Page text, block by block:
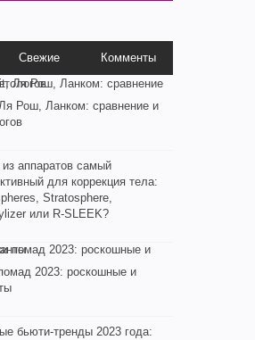
Свежие Комменты
Рош, Ланком: сравнение и
из аппаратов самый
для коррекция тела:
Stratosphere,
или R-SLEEK?
2023: роскошные и
бьюти-тренды 2023 года: